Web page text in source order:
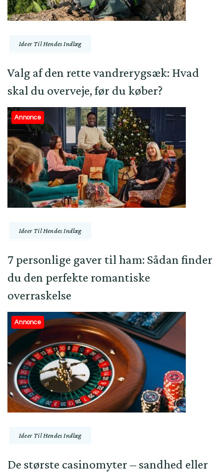
Ideer Til Hendes Indlæg
Valg af den rette vandrerygsæk: Hvad
skal du overveje, før du køber?
Annonce
Ideer Til Hendes Indlæg
7 personlige gaver til ham: Sådan finder
du den perfekte romantiske
overraskelse
Annonce
Ideer Til Hendes Indlæg
De største casinomyter – sandhed eller